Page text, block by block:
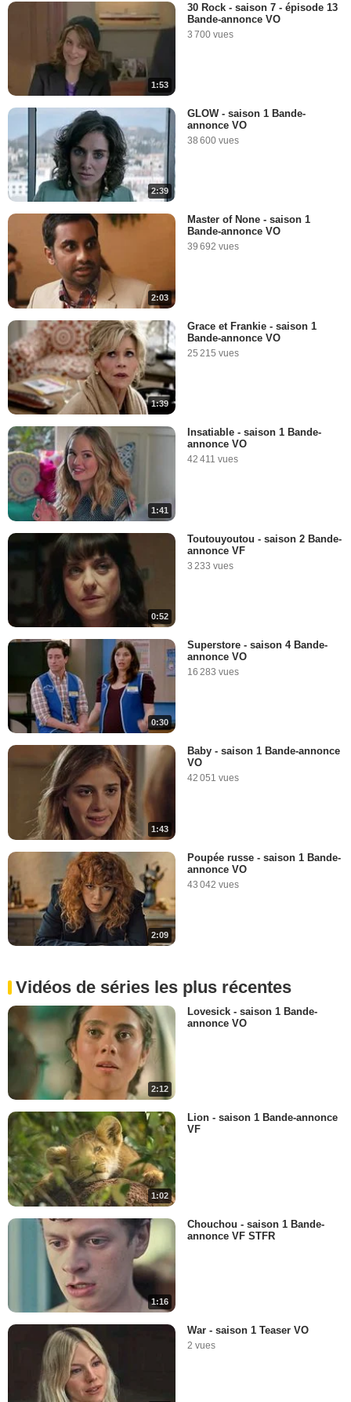
1:53
30 Rock - saison 7 - épisode 13
Bande-annonce VO
3 700 vues
2:39
GLOW - saison 1 Bande-
annonce VO
38 600 vues
2:03
Master of None - saison 1
Bande-annonce VO
39 692 vues
1:39
Grace et Frankie - saison 1
Bande-annonce VO
25 215 vues
1:41
Insatiable - saison 1 Bande-
annonce VO
42 411 vues
0:52
Toutouyoutou - saison 2 Bande-
annonce VF
3 233 vues
0:30
Superstore - saison 4 Bande-
annonce VO
16 283 vues
1:43
Baby - saison 1 Bande-annonce
VO
42 051 vues
2:09
Poupée russe - saison 1 Bande-
annonce VO
43 042 vues
Vidéos de séries les plus récentes
2:12
Lovesick - saison 1 Bande-
annonce VO
1:02
Lion - saison 1 Bande-annonce
VF
1:16
Chouchou - saison 1 Bande-
annonce VF STFR
War - saison 1 Teaser VO
2 vues